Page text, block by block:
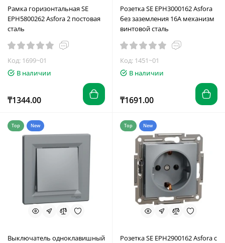
Рамка горизонтальная SE
EPH5800262 Asfora 2 постовая
сталь
Код: 1699~01
В наличии
₸1344.00
Розетка SE EPH3000162 Asfora
без заземления 16А механизм
винтовой сталь
Код: 1451~01
В наличии
₸1691.00
Top New
Выключатель одноклавишный
Top New
Розетка SE EPH2900162 Asfora с